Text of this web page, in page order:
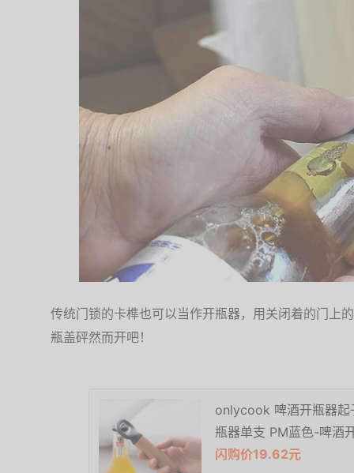
传统门锁的卡榫也可以当作开瓶器，用关闭着的门上
瓶盖砰然而开吧！
onlycook 啤酒开瓶器起
瓶器单支 PM蓝色-啤酒
闪购价19.62元